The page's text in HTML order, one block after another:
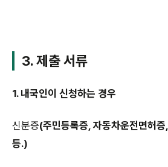
3. 제출 서류
1. 내국인이 신청하는 경우
신분증(주민등록증, 자동차운전면허
등.)